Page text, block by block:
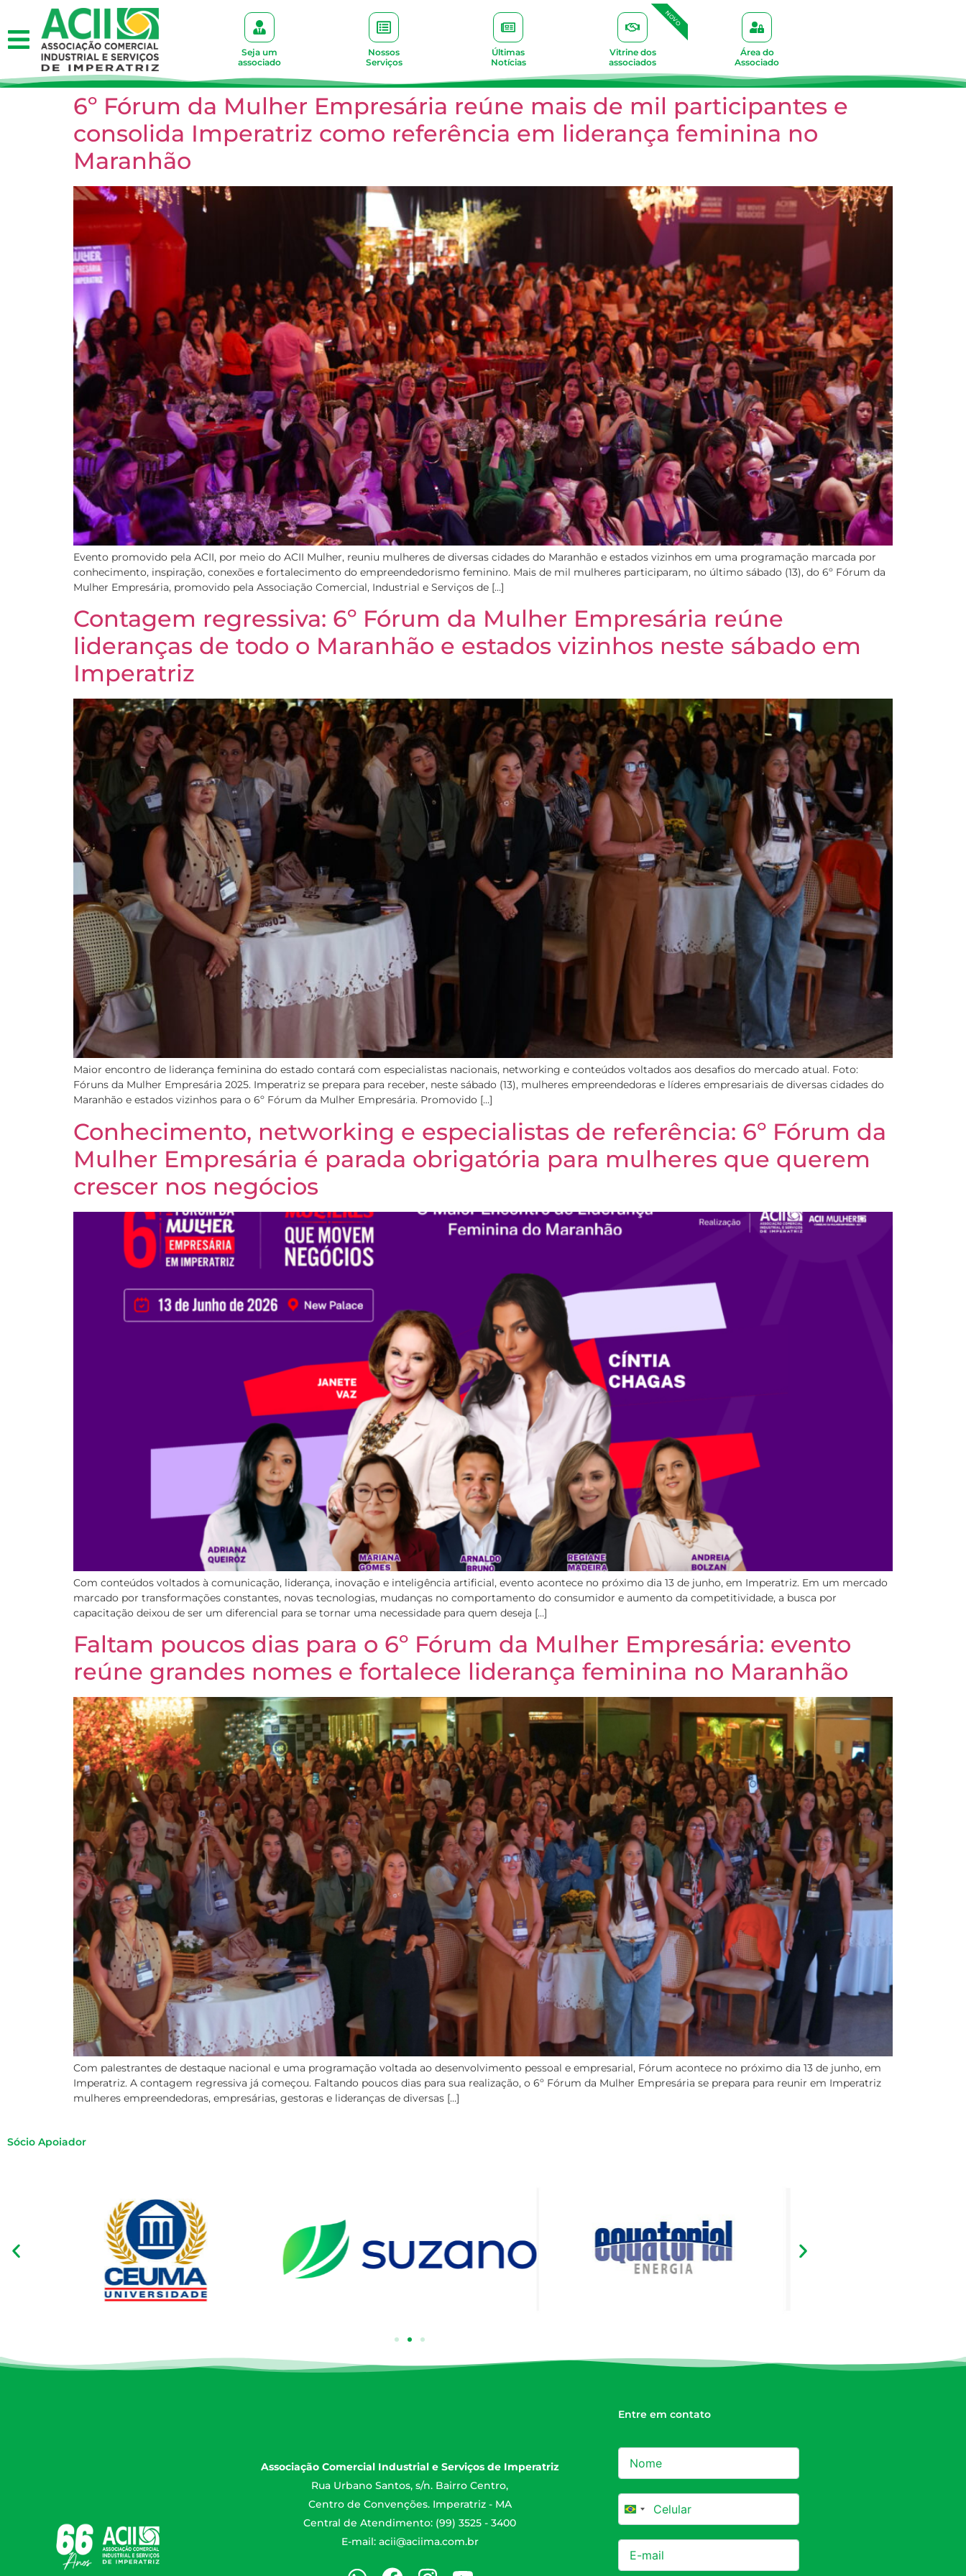
Seja um
associado
Nossos
Serviços
Últimas
Notícias
Vitrine dos
associados
NOVO
Área do
Associado
6º Fórum da Mulher Empresária reúne mais de mil participantes e
consolida Imperatriz como referência em liderança feminina no
Maranhão
Evento promovido pela ACII, por meio do ACII Mulher, reuniu mulheres de diversas cidades do Maranhão e estados vizinhos em uma programação marcada por
conhecimento, inspiração, conexões e fortalecimento do empreendedorismo feminino. Mais de mil mulheres participaram, no último sábado (13), do 6º Fórum da
Mulher Empresária, promovido pela Associação Comercial, Industrial e Serviços de […]
Contagem regressiva: 6º Fórum da Mulher Empresária reúne
lideranças de todo o Maranhão e estados vizinhos neste sábado em
Imperatriz
Maior encontro de liderança feminina do estado contará com especialistas nacionais, networking e conteúdos voltados aos desafios do mercado atual. Foto:
Fóruns da Mulher Empresária 2025. Imperatriz se prepara para receber, neste sábado (13), mulheres empreendedoras e líderes empresariais de diversas cidades do
Maranhão e estados vizinhos para o 6º Fórum da Mulher Empresária. Promovido […]
Conhecimento, networking e especialistas de referência: 6º Fórum da
Mulher Empresária é parada obrigatória para mulheres que querem
crescer nos negócios
Com conteúdos voltados à comunicação, liderança, inovação e inteligência artificial, evento acontece no próximo dia 13 de junho, em Imperatriz. Em um mercado
marcado por transformações constantes, novas tecnologias, mudanças no comportamento do consumidor e aumento da competitividade, a busca por
capacitação deixou de ser um diferencial para se tornar uma necessidade para quem deseja […]
Faltam poucos dias para o 6º Fórum da Mulher Empresária: evento
reúne grandes nomes e fortalece liderança feminina no Maranhão
Com palestrantes de destaque nacional e uma programação voltada ao desenvolvimento pessoal e empresarial, Fórum acontece no próximo dia 13 de junho, em
Imperatriz. A contagem regressiva já começou. Faltando poucos dias para sua realização, o 6º Fórum da Mulher Empresária se prepara para reunir em Imperatriz
mulheres empreendedoras, empresárias, gestoras e lideranças de diversas […]
Sócio Apoiador
Associação Comercial Industrial e Serviços de Imperatriz
Rua Urbano Santos, s/n. Bairro Centro,
Centro de Convenções. Imperatriz - MA
Central de Atendimento: (99) 3525 - 3400
E-mail: acii@aciima.com.br
Entre em contato
Brazil +55